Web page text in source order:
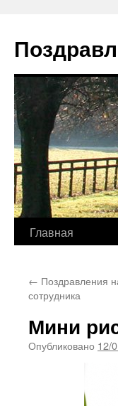
содержимому
Главная
← Поздравления
сотрудника
Мини
Опубликовано 12/